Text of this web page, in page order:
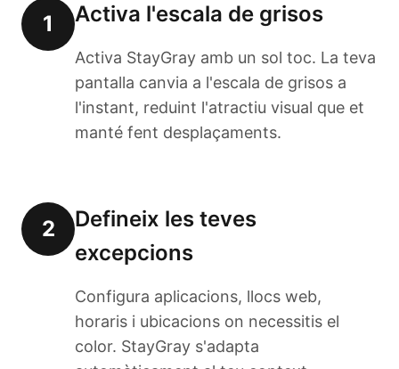
1 Activa l'escala de grisos
Activa StayGray amb un sol toc. La teva
pantalla canvia a l'escala de grisos a
l'instant, reduint l'atractiu visual que et
manté fent desplaçaments.
2
Defineix les teves
excepcions
Configura aplicacions, llocs web,
horaris i ubicacions on necessitis el
color. StayGray s'adapta